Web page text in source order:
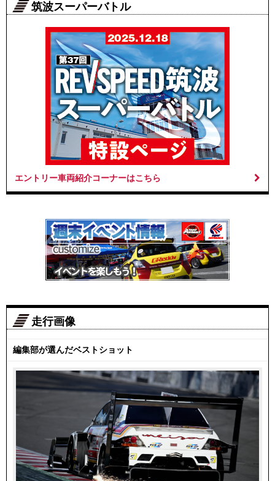
筑波スーパーバトル
エントリー車両紹介コーナーはこちら
走行画像
編集部が選んだベストショット